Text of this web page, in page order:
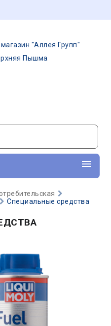
"Аллея Групп"
Пышма
Специальные средства